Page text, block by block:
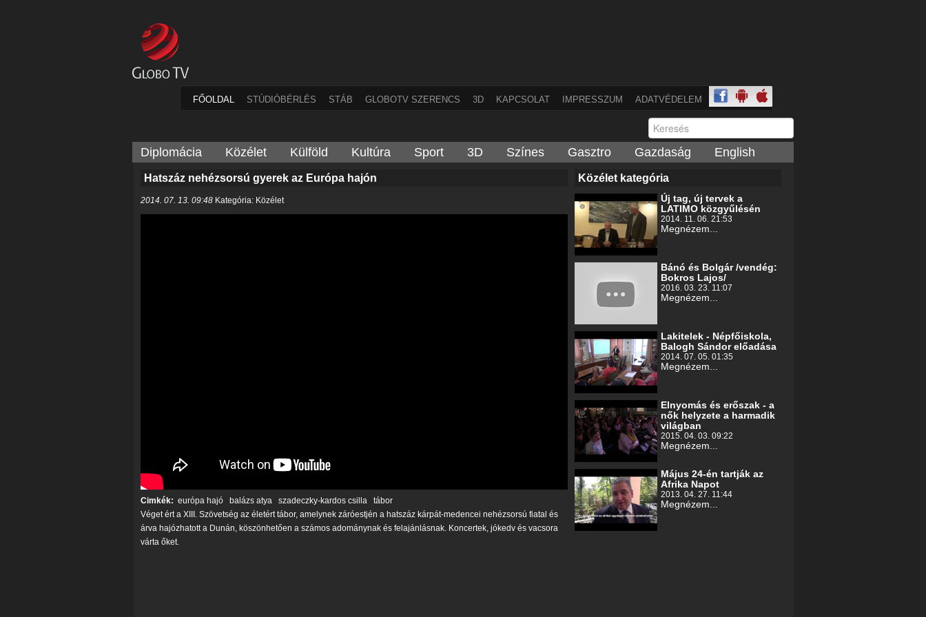
FŐOLDAL STÚDIÓBÉRLÉS STÁB GLOBOTV SZERENCS 3D KAPCSOLAT IMPRESSZUM ADATVÉDELEM
Diplomácia Közélet Külföld Kultúra Sport 3D Színes Gasztro Gazdaság English
Hatszáz nehézsorsú gyerek az Európa hajón
2014. 07. 13. 09:48 Kategória: Közélet
Cimkék: európa hajó balázs atya szadeczky-kardos csilla
tábor
Véget ért a XIII. Szövetség az életért tábor, amelynek záróestjén a hatszáz kárpát-medencei nehézsorsú fiatal és
árva hajózhatott a Dunán, köszönhetően a számos adománynak és felajánlásnak. Koncertek, jókedv és vacsora
várta őket.
Közélet kategória
Új tag, új tervek a
LATIMO közgyűlésén
2014. 11. 06. 21:53
Megnézem...
Bánó és Bolgár /vendég:
Bokros Lajos/
2016. 03. 23. 11:07
Megnézem...
Lakitelek - Népfőiskola,
Balogh Sándor előadása
2014. 07. 05. 01:35
Megnézem...
Elnyomás és erőszak - a
nők helyzete a harmadik
világban
2015. 04. 03. 09:22
Megnézem...
Május 24-én tartják az
Afrika Napot
2013. 04. 27. 11:44
Megnézem...